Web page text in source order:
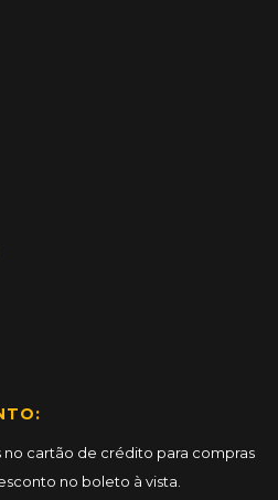
no cartão de crédito para compras
no boleto à vista.